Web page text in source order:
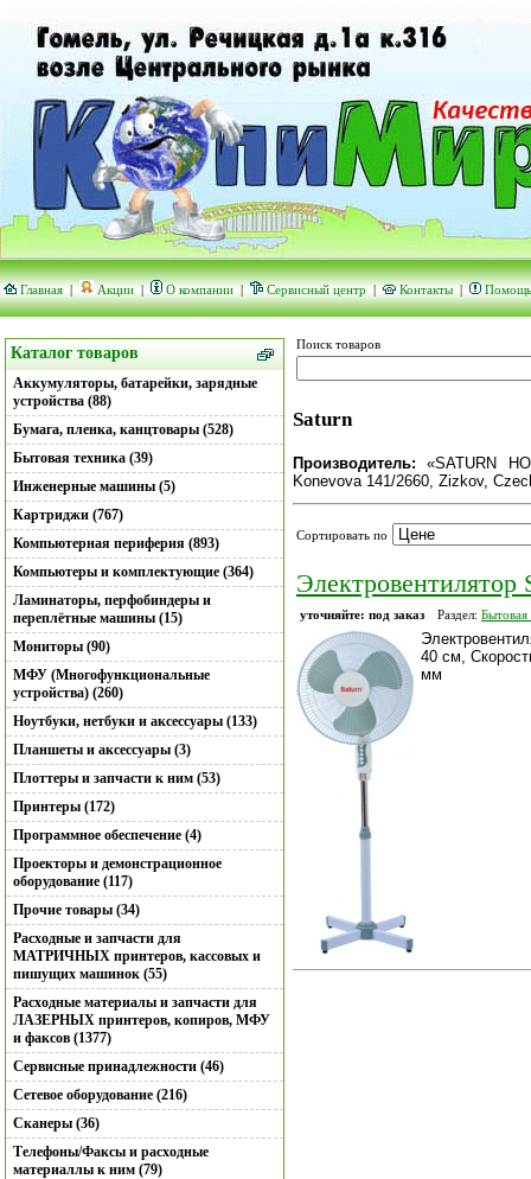
Главная | Акции | О компании | Сервисный центр | Контакты | Помощь
Каталог товаров
Аккумуляторы, батарейки, зарядные
устройства (88)
Бумага, пленка, канцтовары (528)
Бытовая техника (39)
Инженерные машины (5)
Картриджи (767)
Компьютерная периферия (893)
Компьютеры и комплектующие (364)
Ламинаторы, перфобиндеры и
переплётные машины (15)
Мониторы (90)
МФУ (Многофункциональные
устройства) (260)
Ноутбуки, нетбуки и аксессуары (133)
Планшеты и аксессуары (3)
Плоттеры и запчасти к ним (53)
Принтеры (172)
Программное обеспечение (4)
Проекторы и демонстрационное
оборудование (117)
Прочие товары (34)
Расходные и запчасти для
МАТРИЧНЫХ принтеров, кассовых и
пишущих машинок (55)
Расходные материалы и запчасти для
ЛАЗЕРНЫХ принтеров, копиров, МФУ
и факсов (1377)
Сервисные принадлежности (46)
Сетевое оборудование (216)
Сканеры (36)
Телефоны/Факсы и расходные
материаллы к ним (79)
Поиск товаров
Saturn
Производитель: «SATURN
Konevova 141/2660, Zizkov,
Сортировать по
уточняйте: под заказ Раздел:
40 см,
мм